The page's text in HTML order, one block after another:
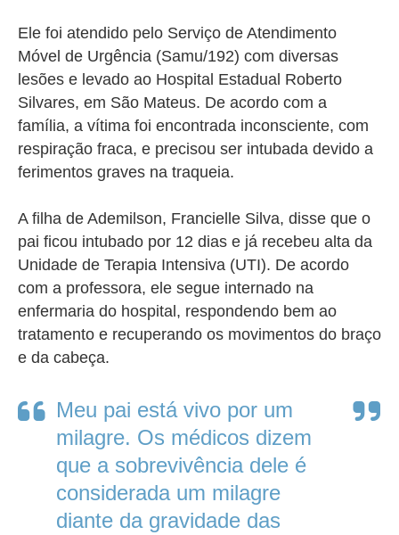
Ele foi atendido pelo Serviço de Atendimento
Móvel de Urgência (Samu/192) com diversas
lesões e levado ao Hospital Estadual Roberto
Silvares, em São Mateus. De acordo com a
família, a vítima foi encontrada inconsciente, com
respiração fraca, e precisou ser intubada devido a
ferimentos graves na traqueia.
A filha de Ademilson, Francielle Silva, disse que o
pai ficou intubado por 12 dias e já recebeu alta da
Unidade de Terapia Intensiva (UTI). De acordo
com a professora, ele segue internado na
enfermaria do hospital, respondendo bem ao
tratamento e recuperando os movimentos do braço
e da cabeça.
Meu pai está vivo por um
milagre. Os médicos dizem
que a sobrevivência dele é
considerada um milagre
diante da gravidade das